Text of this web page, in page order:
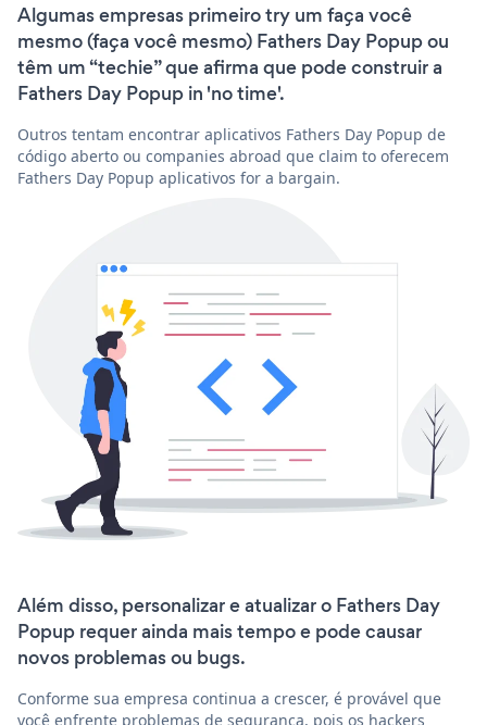
Algumas empresas primeiro try um faça você
mesmo (faça você mesmo) Fathers Day Popup ou
têm um “techie” que afirma que pode construir a
Fathers Day Popup in 'no time'.
Outros tentam encontrar aplicativos Fathers Day Popup de
código aberto ou companies abroad que claim to oferecem
Fathers Day Popup aplicativos for a bargain.
Além disso, personalizar e atualizar o Fathers Day
Popup requer ainda mais tempo e pode causar
novos problemas ou bugs.
Conforme sua empresa continua a crescer, é provável que
você enfrente problemas de segurança, pois os hackers